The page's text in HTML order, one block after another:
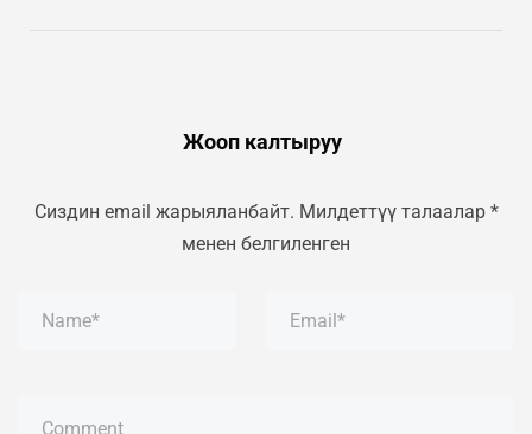
Жооп калтыруу
Сиздин email жарыяланбайт. Милдеттүү талаалар *
менен белгиленген